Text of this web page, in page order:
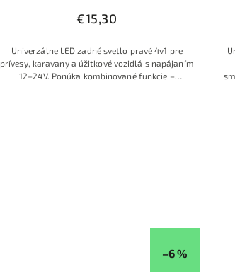
€15,30
Univerzálne LED zadné svetlo pravé 4v1 pre
prívesy, karavany a úžitkové vozidlá s napájaním
12–24V. Ponúka kombinované funkcie –
–6 %